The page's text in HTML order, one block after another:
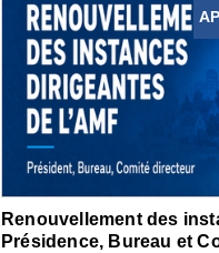
Renouvellement des
Présidence, Bureau et